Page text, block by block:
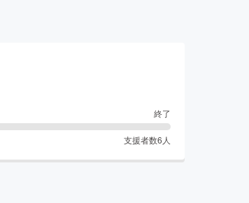
終了
支援者数6 人